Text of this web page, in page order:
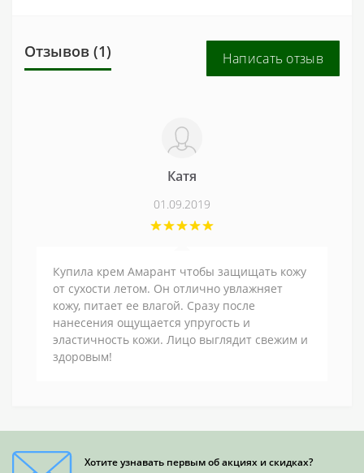
Отзывов (1) Написать отзыв
Катя
01.09.2019
Купила крем Амарант чтобы защищать кожу
от сухости летом. Он отлично увлажняет
кожу, питает ее влагой. Сразу после
нанесения ощущается упругость и
эластичность кожи. Лицо выглядит свежим и
здоровым!
Хотите узнавать первым об акциях и скидках?